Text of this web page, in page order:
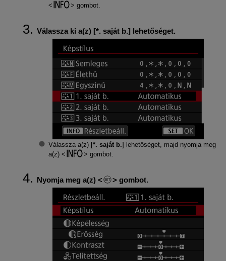
gombot.
Válassza ki a(z) [*. saját b.] lehetőséget.
Válassza a(z) [*. saját b.] lehetőséget, majd nyomja meg
a(z)
gombot.
Nyomja meg a(z) gombot.